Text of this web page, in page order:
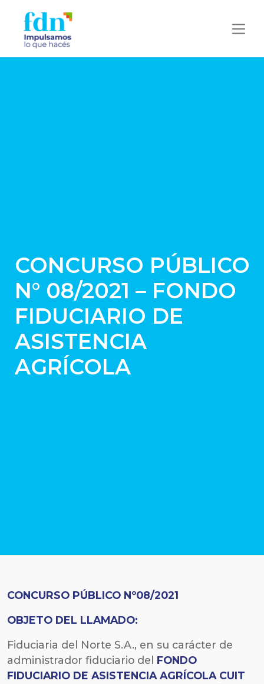
CONCURSO PÚBLICO
N° 08/2021 – FONDO
FIDUCIARIO DE
ASISTENCIA
AGRÍCOLA
CONCURSO PÚBLICO Nº08/2021
OBJETO DEL LLAMADO:
Fiduciaria del Norte S.A., en su carácter de
administrador fiduciario del FONDO
FIDUCIARIO DE ASISTENCIA AGRÍCOLA CUIT